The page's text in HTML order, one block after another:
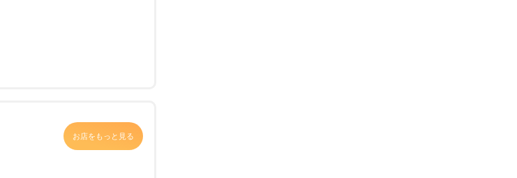
お店をもっと見る